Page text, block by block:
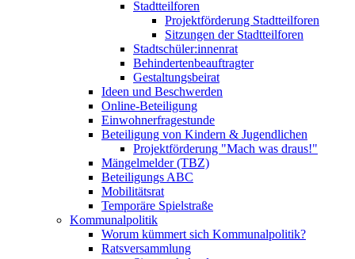
Stadtteilforen
Projektförderung Stadtteilforen
Sitzungen der Stadtteilforen
Stadtschüler:innenrat
Behindertenbeauftragter
Gestaltungsbeirat
Ideen und Beschwerden
Online-Beteiligung
Einwohnerfragestunde
Beteiligung von Kindern & Jugendlichen
Projektförderung "Mach was draus!"
Mängelmelder (TBZ)
Beteiligungs ABC
Mobilitätsrat
Temporäre Spielstraße
Kommunalpolitik
Worum kümmert sich Kommunalpolitik?
Ratsversammlung